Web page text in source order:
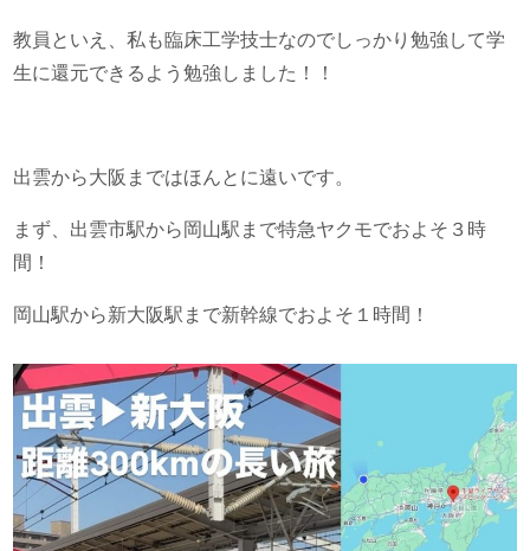
教員といえ、私も臨床工学技士なのでしっかり勉強して学
生に還元できるよう勉強しました！！
出雲から大阪まではほんとに遠いです。
まず、出雲市駅から岡山駅まで特急ヤクモでおよそ３時
間！
岡山駅から新大阪駅まで新幹線でおよそ１時間！